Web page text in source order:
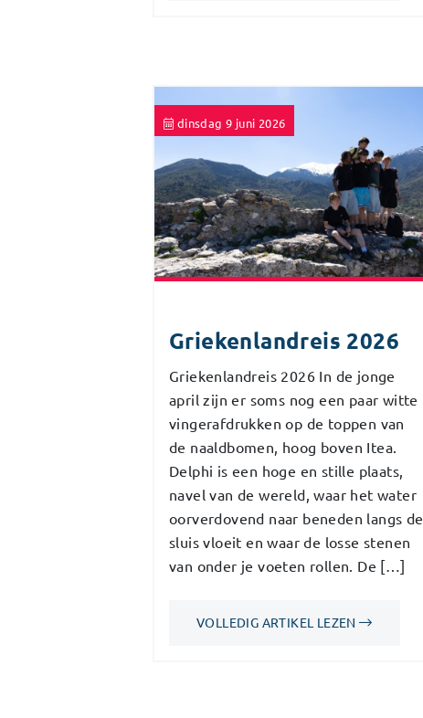
dinsdag 9 juni 2026
Griekenlandreis 2026
Griekenlandreis 2026 In de jonge
april zijn er soms nog een paar witte
vingerafdrukken op de toppen van
de naaldbomen, hoog boven Itea.
Delphi is een hoge en stille plaats,
navel van de wereld, waar het water
oorverdovend naar beneden langs de
sluis vloeit en waar de losse stenen
van onder je voeten rollen. De […]
VOLLEDIG ARTIKEL LEZEN